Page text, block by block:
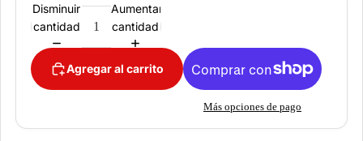
Disminuir
cantidad
Aumentar
cantidad
Agregar al carrito
Más opciones de pago